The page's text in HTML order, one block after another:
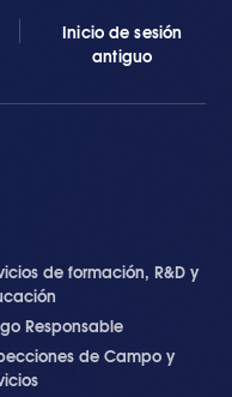
Inicio de sesión
antiguo
de formación, R&D y
Responsable
de Campo y